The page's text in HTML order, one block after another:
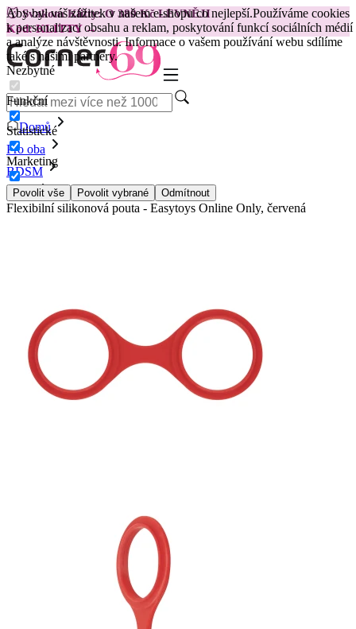
Aby byl váš zážitek v našem e-shopu co nejlepší.Používáme cookies
k personalizaci obsahu a reklam, poskytování funkcí sociálních médií
a analýze návštěvnosti. Informace o vašem používání webu sdílíme
také s našimi partnery.
Nezbytné
Funkční
Statistické
Marketing
Povolit vše Povolit vybrané Odmítnout
😽Svakom Klitty: O 380 Kč LEVNĚJI
Kód: KLITTY →
Domů
Pro oba
BDSM
Pouta
Flexibilní silikonová pouta - Easytoys Online Only, červená